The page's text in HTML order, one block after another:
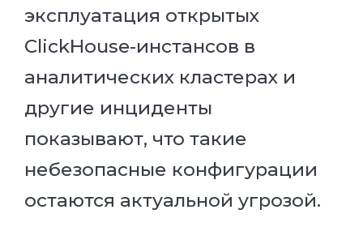
эксплуатация открытых
ClickHouse-инстансов в
аналитических кластерах и
другие инциденты
показывают, что такие
небезопасные конфигурации
остаются актуальной угрозой.